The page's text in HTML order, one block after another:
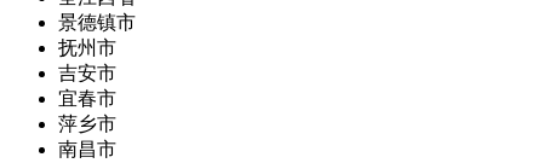
景德镇市
抚州市
吉安市
宜春市
萍乡市
南昌市